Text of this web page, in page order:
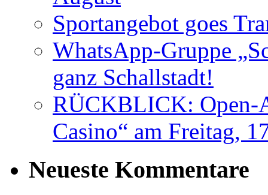
Sportangebot goes
WhatsApp-Gruppe
ganz Schallstadt!
RÜCKBLICK: Open-
Casino“ am Freitag,
Neueste Kommentare